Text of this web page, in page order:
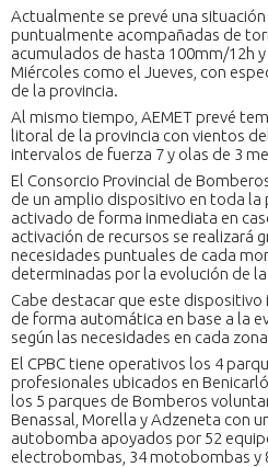
Actualmente se prevé una situación
puntualmente acompañadas de
acumulados de hasta 100mm/12h
Miércoles como el Jueves, con
de la provincia.
Al mismo tiempo, AEMET prevé
litoral de la provincia con vientos
intervalos de fuerza 7 y olas de 3
El Consorcio Provincial de
de un amplio dispositivo en toda la
activado de forma inmediata en
activación de recursos se realizará
necesidades puntuales de cada
determinadas por la evolución de
Cabe destacar que este dispositivo
de forma automática en base a la
según las necesidades en cada
El CPBC tiene operativos los 4
profesionales ubicados en
los 5 parques de Bomberos
Benassal, Morella y Adzeneta con
autobomba apoyados por 52
electrobombas, 34 motobombas y